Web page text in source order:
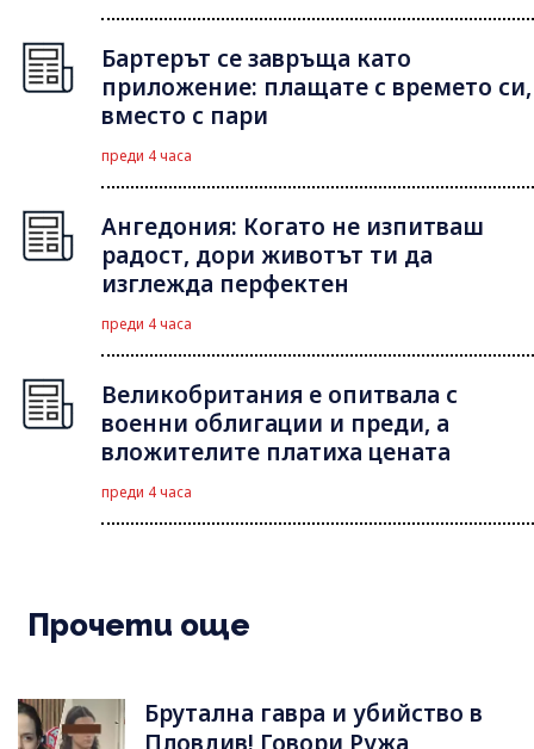
Бартерът се завръща като
приложение: плащате с времето си,
вместо с пари
преди 4 часа
Ангедония: Когато не изпитваш
радост, дори животът ти да
изглежда перфектен
преди 4 часа
Великобритания е опитвала с
военни облигации и преди, а
вложителите платиха цената
преди 4 часа
Прочети още
Брутална гавра и убийство в